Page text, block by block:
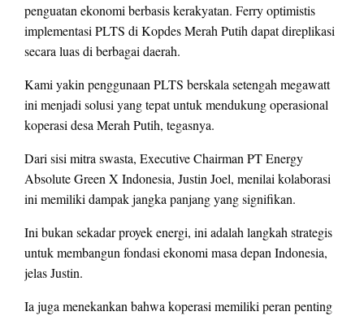
penguatan ekonomi berbasis kerakyatan. Ferry optimistis
implementasi PLTS di Kopdes Merah Putih dapat direplikasi
secara luas di berbagai daerah.
Kami yakin penggunaan PLTS berskala setengah megawatt
ini menjadi solusi yang tepat untuk mendukung operasional
koperasi desa Merah Putih, tegasnya.
Dari sisi mitra swasta, Executive Chairman PT Energy
Absolute Green X Indonesia, Justin Joel, menilai kolaborasi
ini memiliki dampak jangka panjang yang signifikan.
Ini bukan sekadar proyek energi, ini adalah langkah strategis
untuk membangun fondasi ekonomi masa depan Indonesia,
jelas Justin.
Ia juga menekankan bahwa koperasi memiliki peran penting